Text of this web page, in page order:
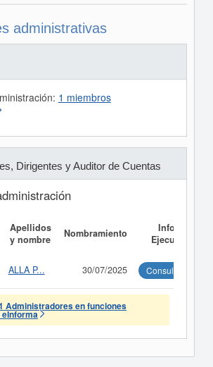
administrativas
1 miembros
Dirigentes y Auditor de Cuentas
Apellidos
y nombre
Nombramiento
Informe
Ejecutivo
ALLA P... 30/07/2025 Consultar
Administradores en funciones